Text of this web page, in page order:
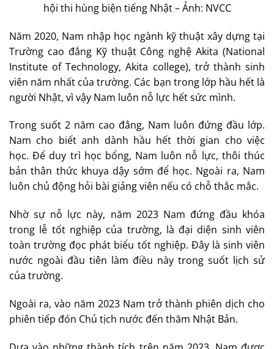
hội thi hùng biện tiếng Nhật – Ảnh: NVCC
Năm 2020, Nam nhập học ngành kỹ thuật xây dựng tại
Trường cao đẳng Kỹ thuật Công nghệ Akita (National
Institute of Technology, Akita college), trở thành sinh
viên năm nhất của trường. Các bạn trong lớp hầu hết là
người Nhật, vì vậy Nam luôn nỗ lực hết sức mình.
Trong suốt 2 năm cao đẳng, Nam luôn đứng đầu lớp.
Nam cho biết anh dành hầu hết thời gian cho việc
học. Để duy trì học bổng, Nam luôn nỗ lực, thôi thúc
bản thân thức khuya dậy sớm để học. Ngoài ra, Nam
luôn chủ động hỏi bài giảng viên nếu có chỗ thắc mắc.
Nhờ sự nỗ lực này, năm 2023 Nam đứng đầu khóa
trong lễ tốt nghiệp của trường, là đại diện sinh viên
toàn trường đọc phát biểu tốt nghiệp. Đây là sinh viên
nước ngoài đầu tiên làm điều này trong suốt lịch sử
của trường.
Ngoài ra, vào năm 2023 Nam trở thành phiên dịch cho
phiên tiếp đón Chủ tịch nước đến thăm Nhật Bản.